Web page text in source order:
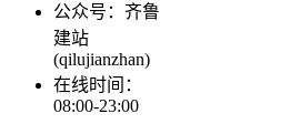
公众号：齐鲁
建站
(qilujianzhan)
在线时间：
08:00-23:00